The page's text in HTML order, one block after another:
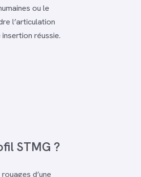
ou le
l’articulation
réussie.
STMG ?
d’une